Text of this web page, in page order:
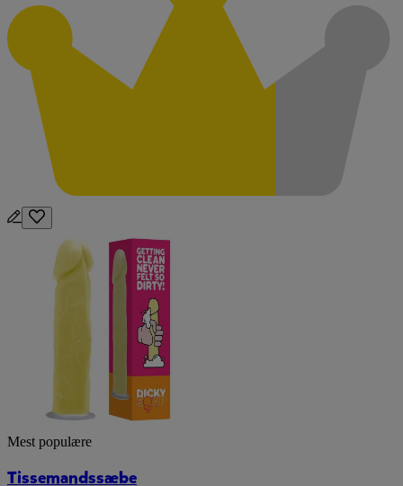
Mest populære
Tissemandssæbe